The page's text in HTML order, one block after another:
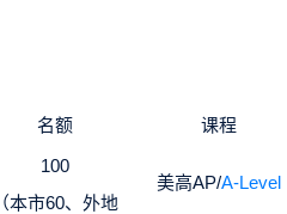
名额 课程
100
（本市60、外地
美高AP/A-Level